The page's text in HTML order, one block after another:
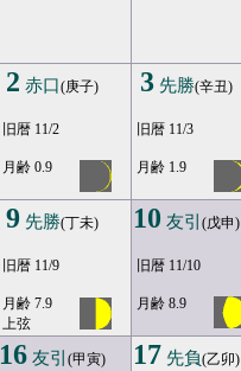
2 赤口(庚子)
旧暦 11/2
月齢 0.9
3 先勝(辛丑)
旧暦 11/3
月齢 1.9
9 先勝(丁未)
旧暦 11/9
月齢 7.9
上弦
10 友引 (戊申)
旧暦 11/10
月齢 8.9
16 友引 (甲寅) 17 先負(乙卯)